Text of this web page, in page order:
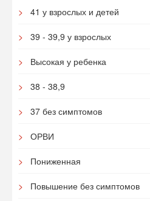
41 у взрослых и детей
39 - 39,9 у взрослых
Высокая у ребенка
38 - 38,9
37 без симптомов
ОРВИ
Пониженная
Повышение без симптомов